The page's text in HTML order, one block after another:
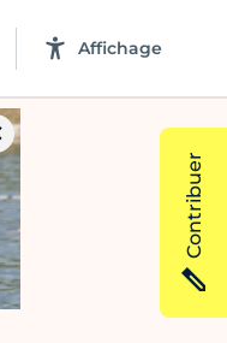
Affichage
Contribuer